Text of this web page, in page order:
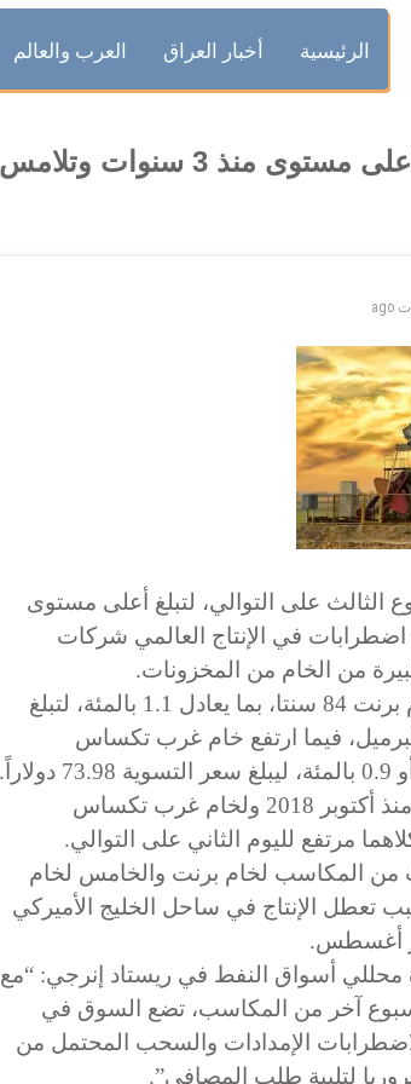
الرئيسية أخبار العراق العرب والعالم
ago
الثالث على التوالي، لتبلغ أعلى مستوى
في الإنتاج العالمي شركات
من الخام من المخزونات.
وارتفعت العقود الآجلة لخام برنت 84 سنتا، بما يعادل 1.1 بالمئة، لتبلغ
78.09 دولاراً للبرميل، فيما ارتفع خام غرب تكساس
وهذا هو أعلى إغلاق لبرنت منذ أكتوبر 2018 ولخام غرب تكساس
من المكاسب لخام برنت والخامس لخام
الإنتاج في ساحل الخليج الأميركي
أغسطس.
محللي أسواق النفط في ريستاد إنرجي: “مع
أسبوع آخر من المكاسب، تضع السوق في
لاضطرابات الإمدادات والسحب المحتمل من
لتلبية طلب المصافي”.